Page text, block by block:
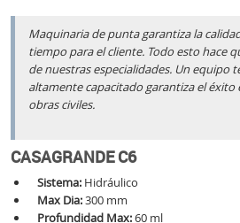
Maquinaria de punta garantiza la
tiempo para el cliente. Todo esto hace
de nuestras especialidades. Un equipo
altamente capacitado garantiza el éxito
obras civiles.
CASAGRANDE C6
Sistema: Hidráulico
Max Dia:300 mm
Profundidad Max:60 ml